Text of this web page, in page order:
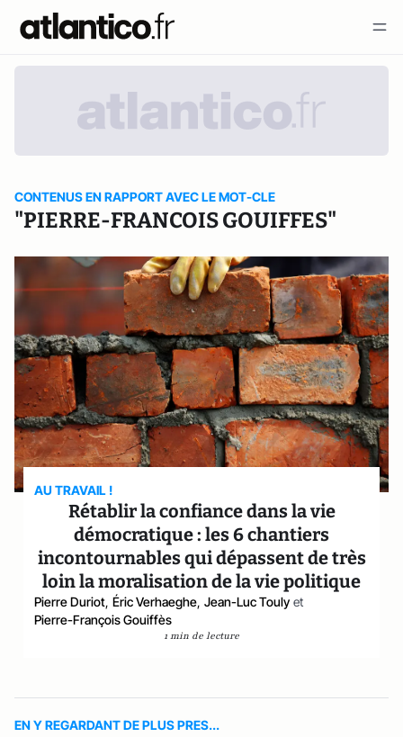
CONTENUS EN RAPPORT AVEC LE MOT-CLE
"PIERRE-FRANCOIS GOUIFFES"
AU TRAVAIL !
Rétablir la confiance dans la vie
démocratique : les 6 chantiers
incontournables qui dépassent de très
loin la moralisation de la vie politique
Pierre Duriot, Éric Verhaeghe, Jean-Luc Touly et
Pierre-François Gouiffès
1 min de lecture
EN Y REGARDANT DE PLUS PRES...